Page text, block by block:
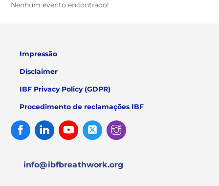
Nenhum evento encontrado!
Impressão
Disclaimer
IBF Privacy Policy (GDPR)
Procedimento de reclamações IBF
FacebookLinked
In
Youtube Twitter
info@ibfbreathwork.org